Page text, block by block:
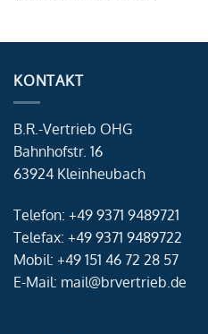
KONTAKT
B.R.-Vertrieb OHG
Bahnhofstr. 16
63924 Kleinheubach
Telefon: +49 9371 9489721
Telefax: +49 9371 9489722
Mobil: +49 151 46 72 28 57
E-Mail: mail@brvertrieb.de